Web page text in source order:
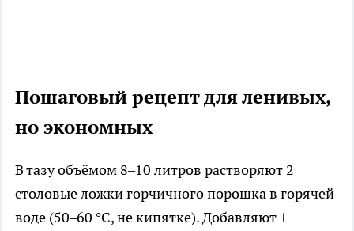
Пошаговый рецепт для ленивых,
но экономных
В тазу объёмом 8–10 литров растворяют 2
столовые ложки горчичного порошка в горячей
воде (50–60 °C, не кипятке). Добавляют 1